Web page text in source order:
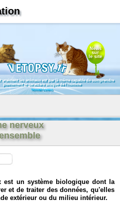
News
sur
le site
vraiment les animaux est par là même capable de comprendre
pleinement le caractère unique de l'homme
Konrad Lorenz
nerveux
est un système biologique dont la
et de traiter des données, qu'elles
extérieur ou du milieu intérieur.